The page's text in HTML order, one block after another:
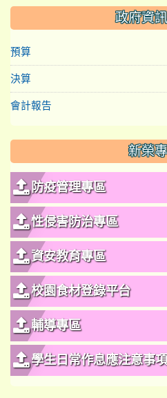
政府資
預算
決算
會計報告
新榮
防疫管理專區
性侵害防治專區
資安教育專區
校園食材登錄平台
輔導專區
學生日常作息應注意事項